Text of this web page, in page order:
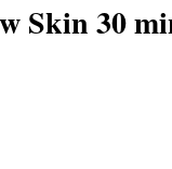
Skin 30